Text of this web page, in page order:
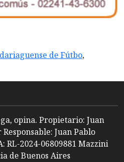
de Fútbo,
opina. Propietario: Juan
Juan Pablo
RL-2024-06809881 Mazzini
de Buenos Aires